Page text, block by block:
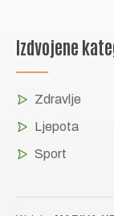
Izdvojene
Zdravlje
Ljepota
Sport